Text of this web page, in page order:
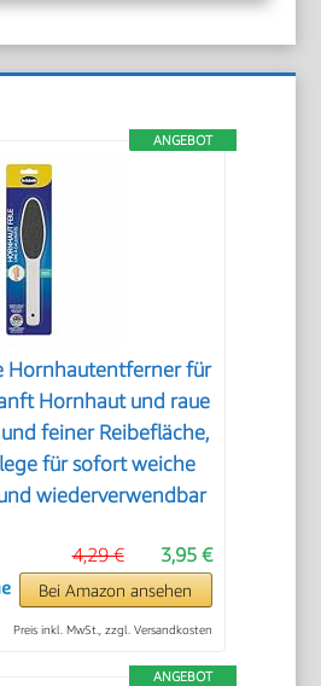
ANGEBOT
Hornhautentferner für
Hornhaut und raue
feiner Reibefläche,
für sofort weiche
wiederverwendbar
3,95 €
4,29 €
Bei Amazon ansehen
Preis inkl. MwSt., zzgl. Versandkosten
ANGEBOT